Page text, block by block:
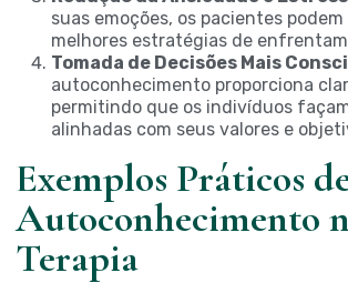
suas emoções, os pacientes
melhores estratégias de
Tomada de Decisões Mais
autoconhecimento proporciona
permitindo que os indivíduos
alinhadas com seus valores e
Exemplos Práticos
Autoconhecimento
Terapia